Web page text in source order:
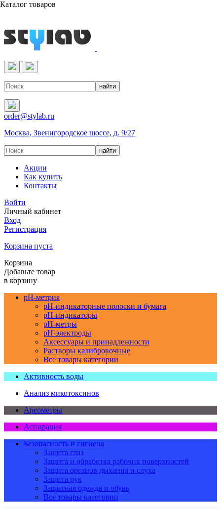
Реактивы & Оборудование
order@stylab.ru
Москва, Звенигородское шоссе, д. 9/27
Акции
Как купить
Контакты
Войти
Личный кабинет
Вход
Регистрация
Корзина пуста
Корзина
Добавьте товар
в корзину
pH-метрия
pH-индикаторные полоски и бумага
pH-индикаторы
pH-метры
pH-электроды
Аксессуары и принадлежности
Растворы калибровочные
Все товары категории
Активность воды
Анализ микотоксинов
Ареометры
Аспирация
Безопасность и гигиена
Защита глаз
Защита и обработка рабочих поверхностей
Защита органов дыхания и слуха
Защита рук
Защитная одежда и обувь
Все товары категории
Каталог товаров